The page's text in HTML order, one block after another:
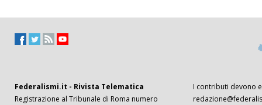
Federalismi.it - Rivista Telematica
Registrazione al Tribunale di Roma numero
I contributi devono